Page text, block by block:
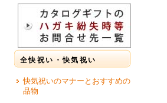
全快祝い・快気祝い
快気祝いのマナーとおすすめの
品物